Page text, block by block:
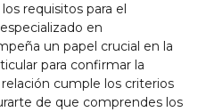
requisitos para el
en
un papel crucial en la
para confirmar la
cumple los criterios
de que comprendes los